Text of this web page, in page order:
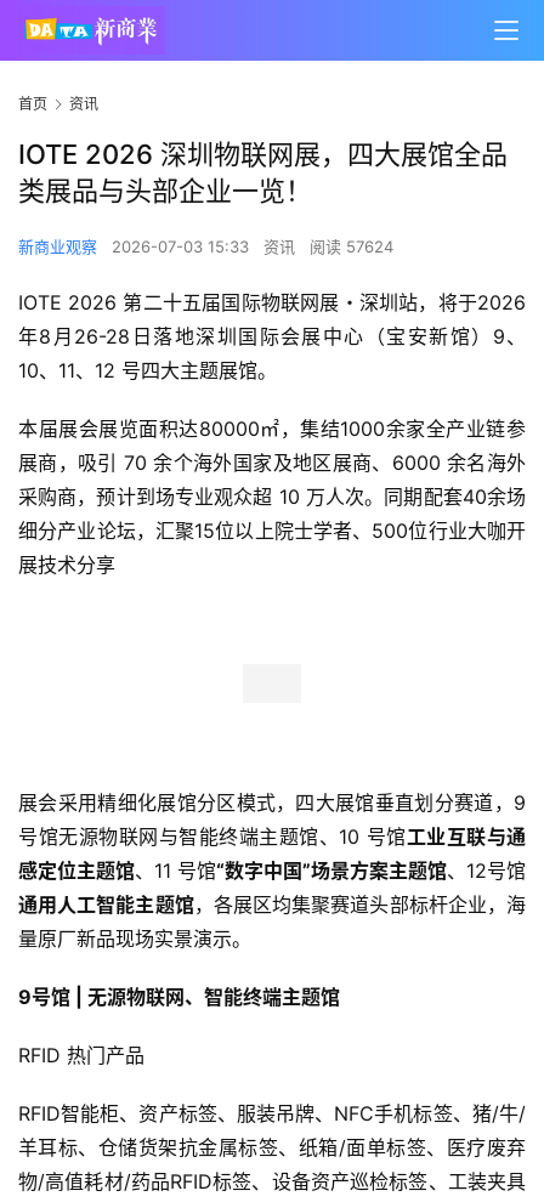
首页 资讯
IOTE 2026 深圳物联网展，四大展馆全品
类展品与头部企业一览！
新商业观察 2026-07-03 15:33 资讯 阅读 57624
IOTE 2026 第二十五届国际物联网展・深圳站，将于2026
年8月26-28日落地深圳国际会展中心（宝安新馆）9、
10、11、12 号四大主题展馆。
本届展会展览面积达80000㎡，集结1000余家全产业链参
展商，吸引 70 余个海外国家及地区展商、6000 余名海外
采购商，预计到场专业观众超 10 万人次。同期配套40余场
细分产业论坛，汇聚15位以上院士学者、500位行业大咖开
展技术分享
展会采用精细化展馆分区模式，四大展馆垂直划分赛道，9
号馆无源物联网与智能终端主题馆、10 号馆工业互联与通
感定位主题馆、11 号馆“数字中国”场景方案主题馆、12号馆
通用人工智能主题馆，各展区均集聚赛道头部标杆企业，海
量原厂新品现场实景演示。
9号馆 | 无源物联网、智能终端主题馆
RFID 热门产品
RFID智能柜、资产标签、服装吊牌、NFC手机标签、猪/牛/
羊耳标、仓储货架抗金属标签、纸箱/面单标签、医疗废弃
物/高值耗材/药品RFID标签、设备资产巡检标签、工装夹具